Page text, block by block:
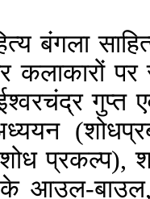
बंगला
कलाकारों
गुप्त
प्रकल्प),
आउल-